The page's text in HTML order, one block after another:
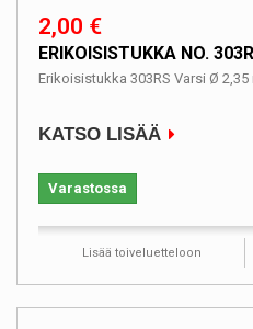
2,00 €
ERIKOISISTUKKA NO.
Erikoisistukka 303RS Varsi Ø 2,35
KATSO LISÄÄ
Varastossa
Lisää toiveluetteloon